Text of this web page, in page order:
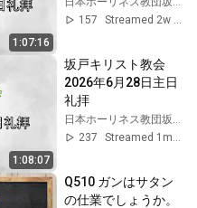
1:07:16
157
Streamed 2w ago
1:08:07
坂戸キリスト教会
2026年6月28日主日
礼拝
日本ホーリネス教団坂戸キリスト教会
237
Streamed 1mo ago
Q510 ガンはサタン
の仕業でしょうか。